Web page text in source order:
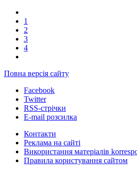
1
2
3
4
Повна версія сайту
Facebook
Twitter
RSS-стрічки
E-mail розсилка
Контакти
Реклама на сайті
Використання матеріалів
Правила користування сайтом